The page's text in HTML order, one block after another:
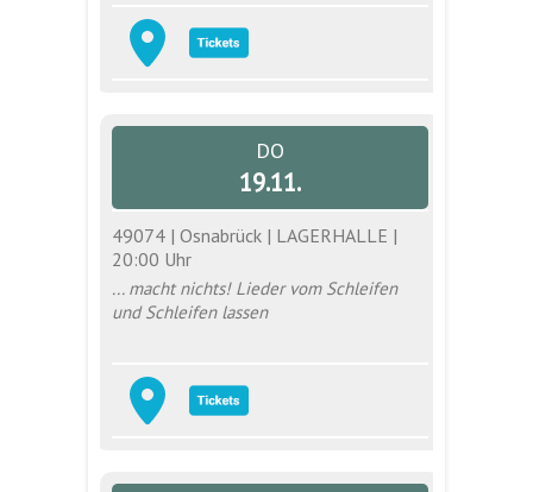
DO
19.11.
49074 | Osnabrück | LAGERHALLE |
20:00 Uhr
... macht nichts! Lieder vom Schleifen
und Schleifen lassen